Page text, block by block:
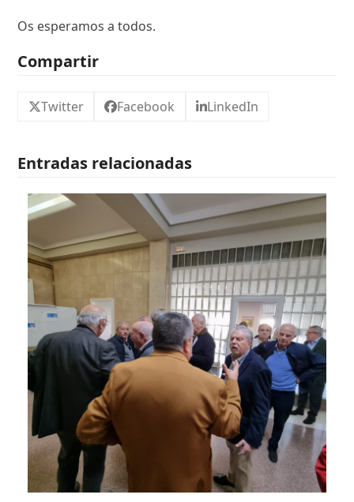
Os esperamos a todos.
Compartir
Twitter Facebook LinkedIn
Entradas relacionadas